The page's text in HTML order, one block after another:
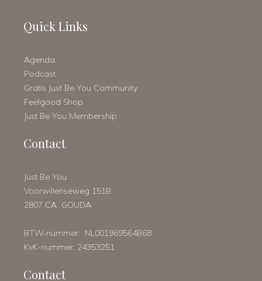
Quick Links
Agenda
Podcast
Gratis Just Be You Community
Feelgood Shop
Just Be You Membership
Contact
Just Be You
Voorwillenseweg 151B
2807 CA GOUDA
BTW-nummer: NL001969564B68
KvK-nummer: 24353251
Contact